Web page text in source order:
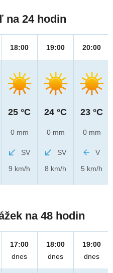
na 24 hodin
18:00
25 °C
0 mm
SV
9 km/h
19:00
24 °C
0 mm
SV
8 km/h
20:00
23 °C
0 mm
V
5 km/h
na 48 hodin
17:00
dnes
18:00
dnes
19:00
dnes